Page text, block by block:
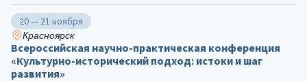
20 — 21 ноября
Красноярск
Всероссийская научно-практическая конференция
«Культурно-исторический подход: истоки и шаг
развития»